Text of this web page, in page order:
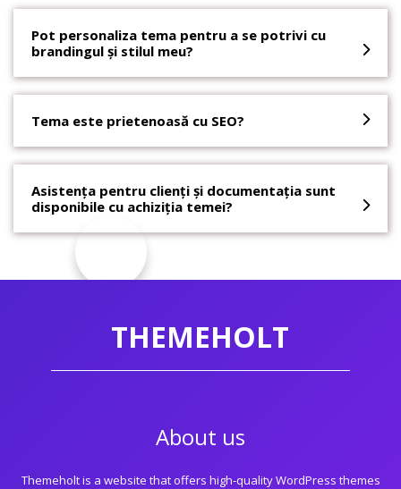
Pot personaliza tema pentru a se potrivi cu
brandingul și stilul meu?
Tema este prietenoasă cu SEO?
Asistența pentru clienți și documentația sunt
disponibile cu achiziția temei?
THEMEHOLT
About us
Themeholt is a website that offers high-quality WordPress themes